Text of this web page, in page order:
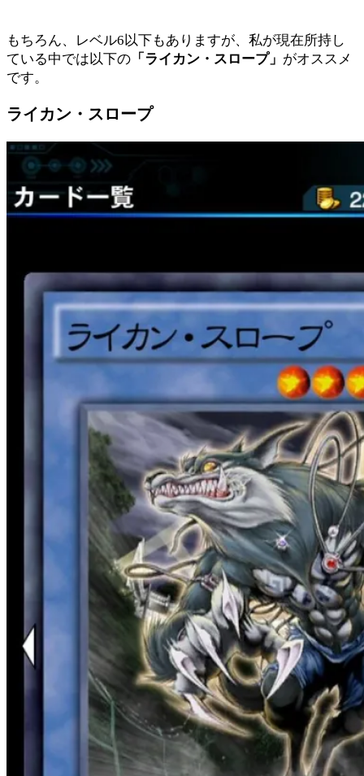
もちろん、レベル6以下もありますが、私が現在所持し
ている中では以下の 「ライカン・スロープ」 がオススメ
です。
ライカン・スロープ